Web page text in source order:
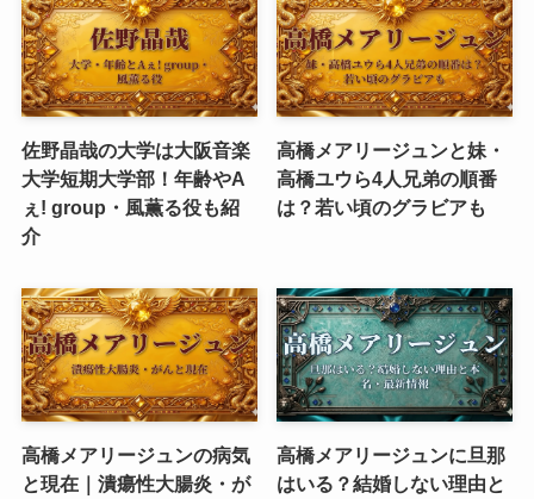
佐野晶哉の大学は大阪音楽
大学短期大学部！年齢やA
ぇ! group・風薫る役も紹
介
高橋メアリージュンと妹・
高橋ユウら4人兄弟の順番
は？若い頃のグラビアも
高橋メアリージュンの病気
と現在｜潰瘍性大腸炎・が
高橋メアリージュンに旦那
はいる？結婚しない理由と